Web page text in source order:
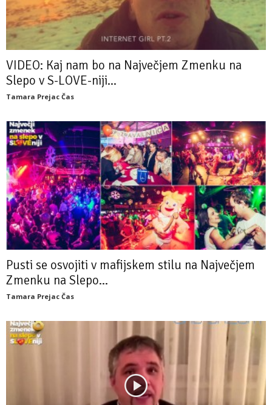
VIDEO: Kaj nam bo na Največjem Zmenku na
Slepo v S-LOVE-niji...
Tamara Prejac Čas
Pusti se osvojiti v mafijskem stilu na Največjem
Zmenku na Slepo...
Tamara Prejac Čas